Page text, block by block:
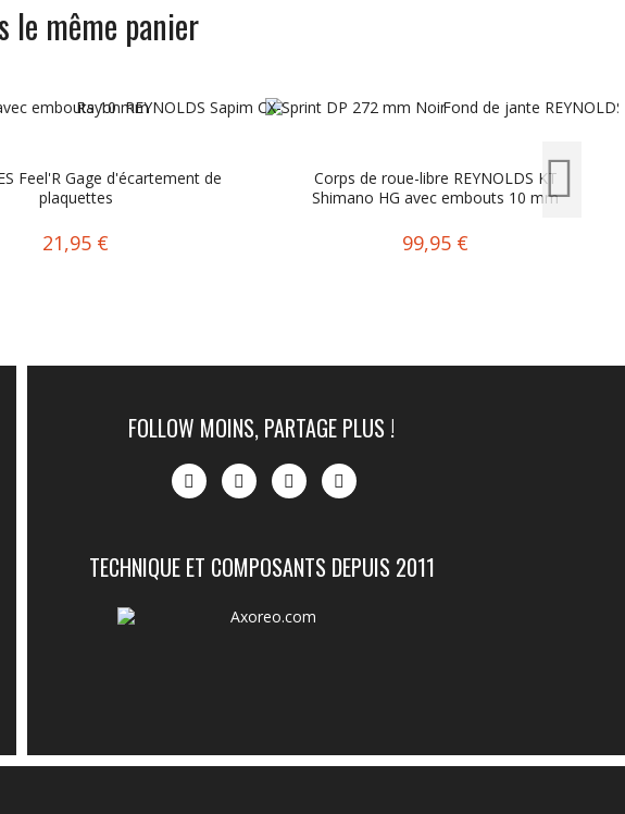
le même panier
Feel'R Gage d'écartement de
plaquettes
21,95 €
Corps de roue-libre REYNOLDS KT
Shimano HG avec embouts 10 mm
99,95 €
FOLLOW MOINS, PARTAGE PLUS !
TECHNIQUE ET COMPOSANTS DEPUIS 2011